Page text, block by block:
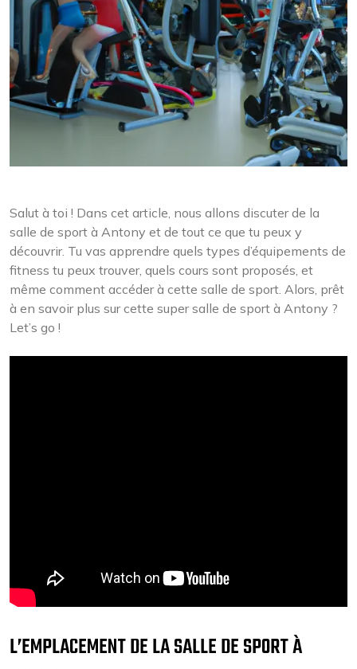
Salut à toi ! Dans cet article, nous allons discuter de la
salle de sport à Antony et de tout ce que tu peux y
découvrir. Tu vas apprendre quels types d’équipements de
fitness tu peux trouver, quels cours sont proposés, et
même comment accéder à cette salle de sport. Alors, prêt
à en savoir plus sur cette super salle de sport à Antony ?
Let’s go !
L’EMPLACEMENT DE LA SALLE DE SPORT À